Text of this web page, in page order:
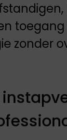
zonder